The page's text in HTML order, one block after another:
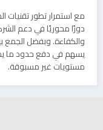
دورًا محوريًا في دعم
والكفاءة. وبفضل الجمع
يسهم في دفع حدود ما
مستويات غير مسبوقة.